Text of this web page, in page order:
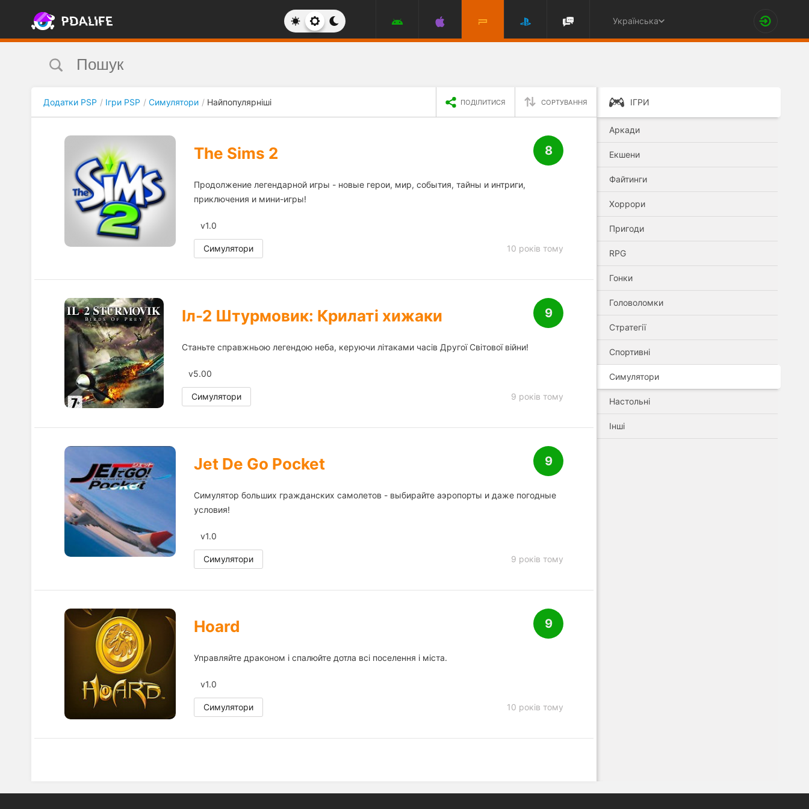
Українська
Додатки PSP Ігри PSP Симулятори Найпопулярніші ПОДІЛИТИСЯ СОРТУВАННЯ
8
The Sims 2
Продолжение легендарной игры - новые герои, мир, события, тайны и интриги,
приключения и мини-игры!
v1.0
Симулятори 10 років тому
9
Іл-2 Штурмовик: Крилаті хижаки
Станьте справжньою легендою неба, керуючи літаками часів Другої Світової війни!
v5.00
Симулятори 9 років тому
9
Jet De Go Pocket
Симулятор больших гражданских самолетов - выбирайте аэропорты и даже погодные
условия!
v1.0
Симулятори 9 років тому
9
Hoard
Управляйте драконом і спалюйте дотла всі поселення і міста.
v1.0
Симулятори 10 років тому
ІГРИ
Аркади
Екшени
Файтинги
Хоррори
Пригоди
RPG
Гонки
Головоломки
Стратегії
Спортивні
Симулятори
Настольні
Інші